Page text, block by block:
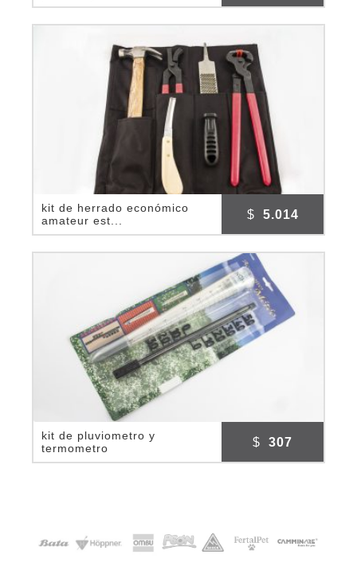
kit de herrado económico
amateur est...
$ 5.014
kit de pluviometro y
termometro
$ 307